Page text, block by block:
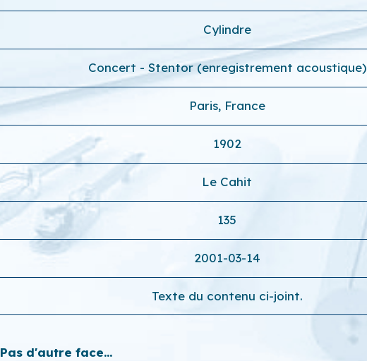
Cylindre
Concert - Stentor (enregistrement acoustique)
Paris, France
1902
Le Cahit
135
2001-03-14
Texte du contenu ci-joint.
Pas d'autre face...